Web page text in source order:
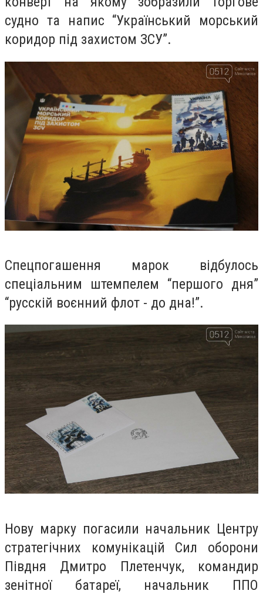
судно та напис “Український морський
коридор під захистом ЗСУ”.
Спецпогашення марок відбулось
спеціальним штемпелем “першого дня”
“русскій воєнний флот - до дна!”.
Нову марку погасили начальник Центру
стратегічних комунікацій Сил оборони
Півдня Дмитро Плетенчук, командир
зенітної батареї, начальник ППО